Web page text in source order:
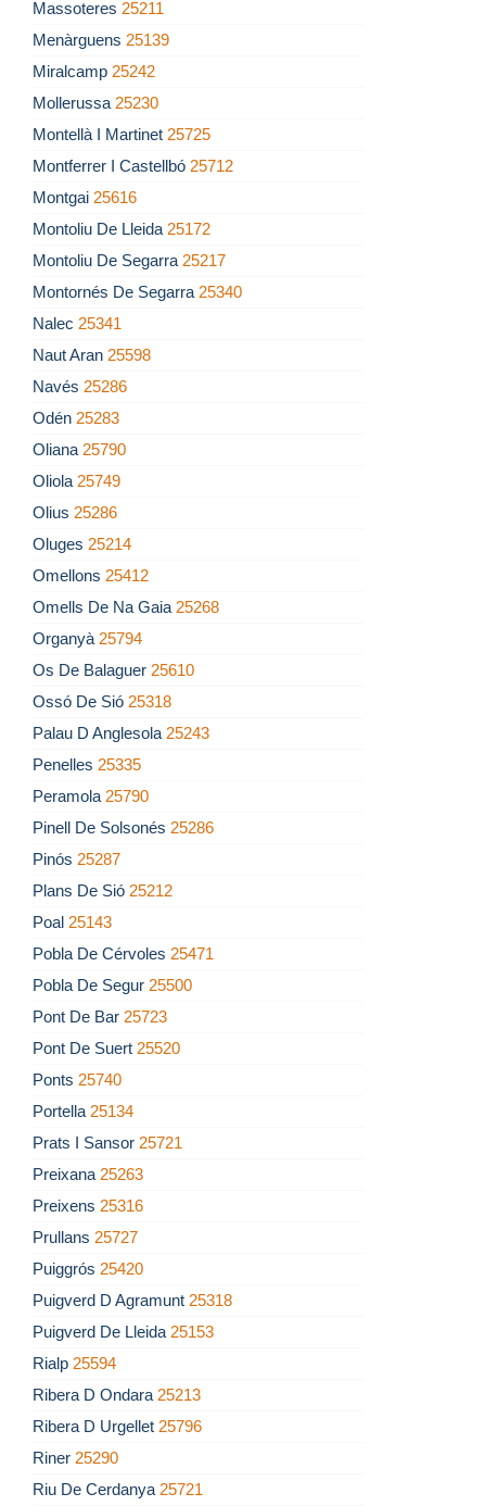
Massoteres 25211
Menàrguens 25139
Miralcamp 25242
Mollerussa 25230
Montellà I Martinet 25725
Montferrer I Castellbó 25712
Montgai 25616
Montoliu De Lleida 25172
Montoliu De Segarra 25217
Montornés De Segarra 25340
Nalec 25341
Naut Aran 25598
Navés 25286
Odén 25283
Oliana 25790
Oliola 25749
Olius 25286
Oluges 25214
Omellons 25412
Omells De Na Gaia 25268
Organyà 25794
Os De Balaguer 25610
Ossó De Sió 25318
Palau D Anglesola 25243
Penelles 25335
Peramola 25790
Pinell De Solsonés 25286
Pinós 25287
Plans De Sió 25212
Poal 25143
Pobla De Cérvoles 25471
Pobla De Segur 25500
Pont De Bar 25723
Pont De Suert 25520
Ponts 25740
Portella 25134
Prats I Sansor 25721
Preixana 25263
Preixens 25316
Prullans 25727
Puiggrós 25420
Puigverd D Agramunt 25318
Puigverd De Lleida 25153
Rialp 25594
Ribera D Ondara 25213
Ribera D Urgellet 25796
Riner 25290
Riu De Cerdanya 25721